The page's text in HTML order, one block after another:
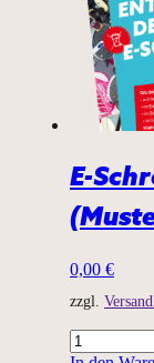
E-
0,00 €
zzgl.
E-
Schrott-